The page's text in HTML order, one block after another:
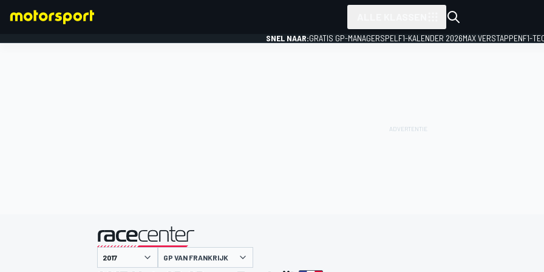
SNEL NAAR:GRATIS GP-MANAGERSPEL F1-KALENDER 2026MAX VERSTAPPENF1-
gepresenteerd door
GP VAN FRANKRIJK